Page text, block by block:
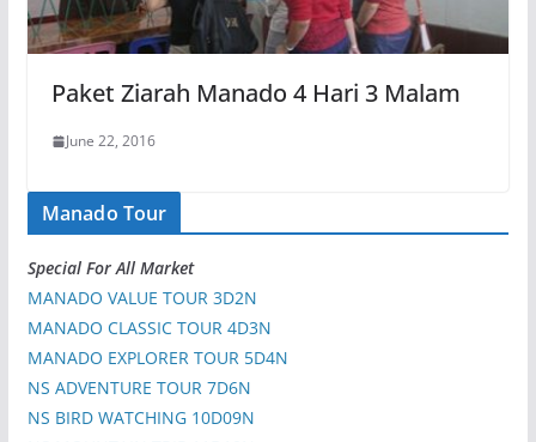
Paket Ziarah Manado 4 Hari 3 Malam
June 22, 2016
Manado Tour
Special For All Market
MANADO VALUE TOUR 3D2N
MANADO CLASSIC TOUR 4D3N
MANADO EXPLORER TOUR 5D4N
NS ADVENTURE TOUR 7D6N
NS BIRD WATCHING 10D09N